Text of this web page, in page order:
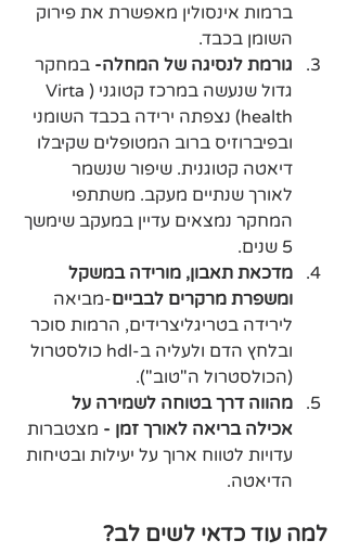
ברמות אינסולין מאפשרת את פירוק
השומן בכבד.
גורמת לנסיגה של המחלה- במחקר
גדול שנעשה במרכז קטוגני (Virta
health) נצפתה ירידה בכבד השומני
ובפיברוזיס ברוב המטופלים שקיבלו
דיאטה קטוגנית. שיפור שנשמר
לאורך שנתיים מעקב. משתתפי
המחקר נמצאים עדיין במעקב שימשך
5 שנים.
מדכאת תאבון, מורידה במשקל
ומשפרת מרקרים לבביים-מביאה
לירידה בטריגליצרידים, הרמות סוכר
ובלחץ הדם ולעליה ב-hdl כולסטרול
(הכולסטרול ה"טוב").
מהווה דרך בטוחה לשמירה על
אכילה בריאה לאורך זמן - מצטברות
עדויות לטווח ארוך על יעילות ובטיחות
הדיאטה.
למה עוד כדאי לשים לב?